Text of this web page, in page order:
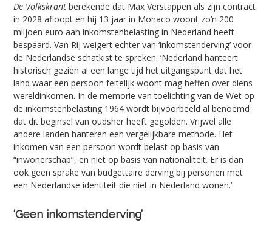
De Volkskrant berekende dat Max Verstappen als zijn contract
in 2028 afloopt en hij 13 jaar in Monaco woont zo’n 200
miljoen euro aan inkomstenbelasting in Nederland heeft
bespaard. Van Rij weigert echter van ‘inkomstenderving’ voor
de Nederlandse schatkist te spreken. ‘Nederland hanteert
historisch gezien al een lange tijd het uitgangspunt dat het
land waar een persoon feitelijk woont mag heffen over diens
wereldinkomen. In de memorie van toelichting van de Wet op
de inkomstenbelasting 1964 wordt bijvoorbeeld al benoemd
dat dit beginsel van oudsher heeft gegolden. Vrijwel alle
andere landen hanteren een vergelijkbare methode. Het
inkomen van een persoon wordt belast op basis van
“inwonerschap”, en niet op basis van nationaliteit. Er is dan
ook geen sprake van budgettaire derving bij personen met
een Nederlandse identiteit die niet in Nederland wonen.’
‘Geen inkomstenderving’